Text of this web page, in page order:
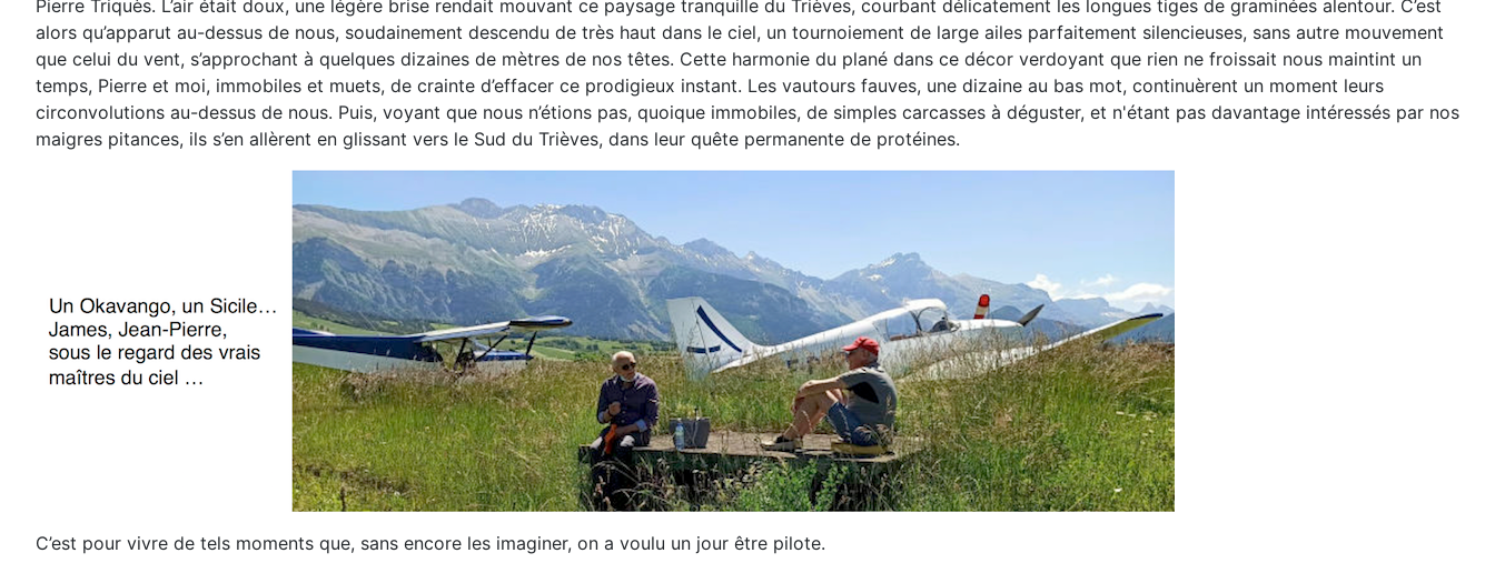
Pierre Triquès. L’air était doux, une légère brise rendait mouvant ce paysage tranquille du Trièves, courbant délicatement les longues tiges de graminées alentour. C’est
alors qu’apparut au-dessus de nous, soudainement descendu de très haut dans le ciel, un tournoiement de large ailes parfaitement silencieuses, sans autre mouvement
que celui du vent, s’approchant à quelques dizaines de mètres de nos têtes. Cette harmonie du plané dans ce décor verdoyant que rien ne froissait nous maintint un
temps, Pierre et moi, immobiles et muets, de crainte d’effacer ce prodigieux instant. Les vautours fauves, une dizaine au bas mot, continuèrent un moment leurs
circonvolutions au-dessus de nous. Puis, voyant que nous n’étions pas, quoique immobiles, de simples carcasses à déguster, et n'étant pas davantage intéressés par nos
maigres pitances, ils s’en allèrent en glissant vers le Sud du Trièves, dans leur quête permanente de protéines.
C’est pour vivre de tels moments que, sans encore les imaginer, on a voulu un jour être pilote.